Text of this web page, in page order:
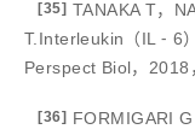
[35] TANAKA T，
T.Interleukin（IL ⁃ 6
Perspect Biol，
[36] FORMIGARI